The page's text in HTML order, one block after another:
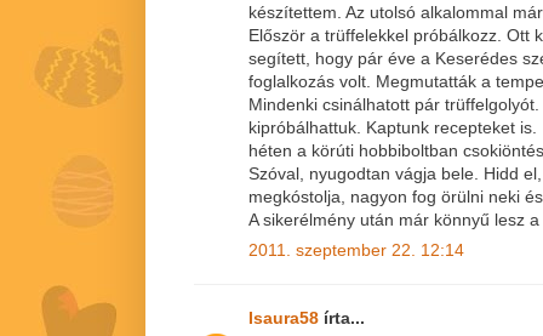
készítettem. Az utolsó alkalommal
Először a trüffelekkel próbálkozz. Ott
segített, hogy pár éve a Keserédes
foglalkozás volt. Megmutatták a
Mindenki csinálhatott pár
kipróbálhattuk. Kaptunk recepteket
héten a körúti hobbiboltban
Szóval, nyugodtan vágja bele. Hidd
megkóstolja, nagyon fog örülni neki
A sikerélmény után már könnyű lesz
2011. szeptember 22. 12:14
Isaura58 írta...